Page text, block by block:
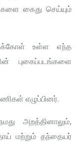
கைது செய்யும்
உள்ள எந்த
புகைப்படங்களை
எழுப்பினர்.
அறத்தினாலும்,
மற்றும் தந்தையர்